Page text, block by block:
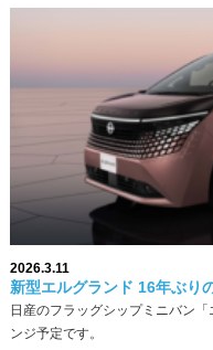
2026.3.11
新型エルグランド 16年ぶり
日産のフラッグシップミニバン
ンジ予定です。